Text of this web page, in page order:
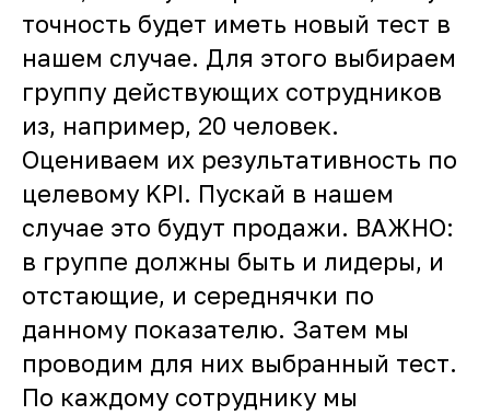
точность будет иметь новый тест в
нашем случае. Для этого выбираем
группу действующих сотрудников
из, например, 20 человек.
Оцениваем их результативность по
целевому KPI. Пускай в нашем
случае это будут продажи. ВАЖНО:
в группе должны быть и лидеры, и
отстающие, и середнячки по
данному показателю. Затем мы
проводим для них выбранный тест.
По каждому сотруднику мы